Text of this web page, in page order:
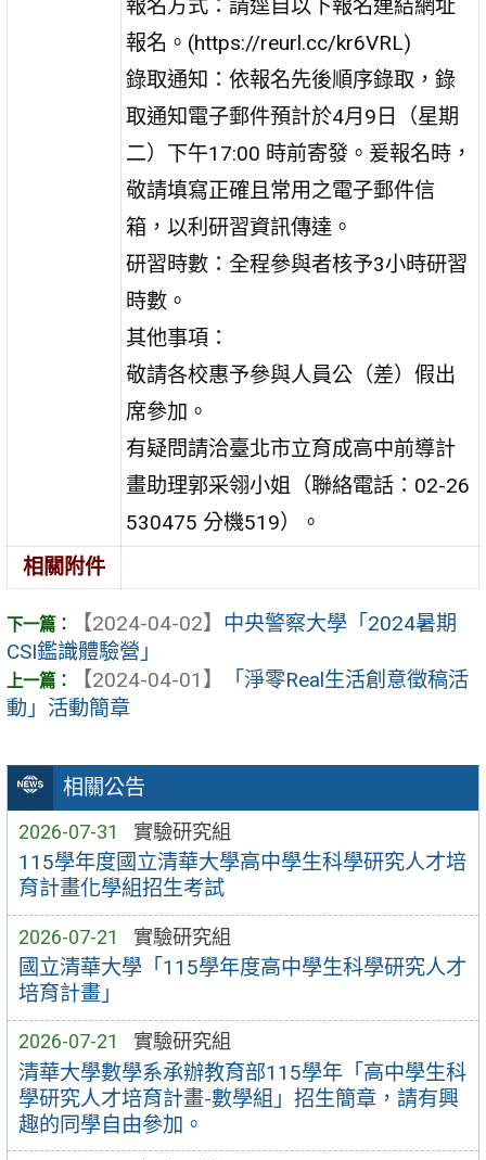
相關公告
2026-07-31 實驗研究組
115學年度國立清華大學高中學生科學研究人才培
育計畫化學組招生考試
2026-07-21 實驗研究組
國立清華大學「115學年度高中學生科學研究人才
培育計畫」
2026-07-21 實驗研究組
清華大學數學系承辦教育部115學年「高中學生科
學研究人才培育計畫-數學組」招生簡章，請有興
趣的同學自由參加。
報名方式：請逕自以下報名連結網址
報名。(https://reurl.cc/kr6VRL)
錄取通知：依報名先後順序錄取，錄
取通知電子郵件預計於4月9日（星期
二）下午17:00 時前寄發。爰報名時，
敬請填寫正確且常用之電子郵件信
箱，以利研習資訊傳達。
研習時數：全程參與者核予3小時研習
時數。
其他事項：
敬請各校惠予參與人員公（差）假出
席參加。
有疑問請洽臺北市立育成高中前導計
畫助理郭采翎小姐（聯絡電話：02-26
530475 分機519）。
相關附件
【2024-04-02】 中央警察大學「2024暑期
CSI鑑識體驗營」
【2024-04-01】
「淨零Real生活創意徵稿活
動」活動簡章